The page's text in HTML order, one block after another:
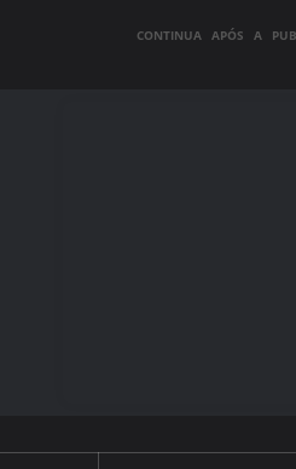
CONTINUA APÓS A